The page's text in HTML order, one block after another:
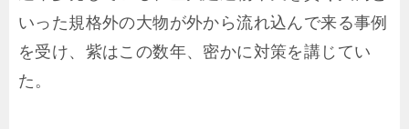
いった規格外の大物が外から流れ込んで来る事例
を受け、紫はこの数年、密かに対策を講じてい
た。